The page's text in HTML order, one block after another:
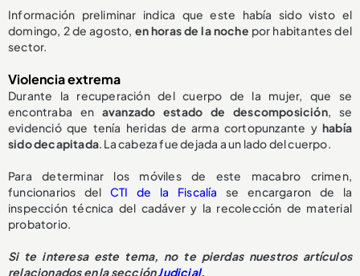
Información preliminar indica que este había sido visto el
domingo, 2 de agosto, en horas de la noche por habitantes del
sector.
Violencia extrema
Durante la recuperación del cuerpo de la mujer, que se
encontraba en avanzado estado de descomposición, se
evidenció que tenía heridas de arma cortopunzante y había
sido decapitada. La cabeza fue dejada a un lado del cuerpo.
Para determinar los móviles de este macabro crimen,
funcionarios delCTI de la Fiscalía se encargaron de la
inspección técnica del cadáver y la recolección de material
probatorio.
Si te interesa este tema, no te pierdas nuestros artículos
relacionados en la secciónJudicial.